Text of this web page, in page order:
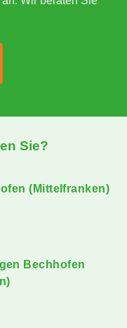
Sie?
(Mittelfranken)
Bechhofen